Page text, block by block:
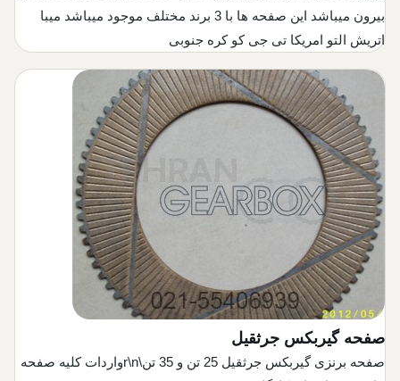
بیرون میباشد این صفحه ها با 3 برند مختلف موجود میباشد میبا
اتریش التو امریکا تی جی کو کره جنوبی
صفحه گیربکس جرثقیل
صفحه برنزی گیربکس جرثقیل 25 تن و 35 تن\r\nواردات کلیه صفحه